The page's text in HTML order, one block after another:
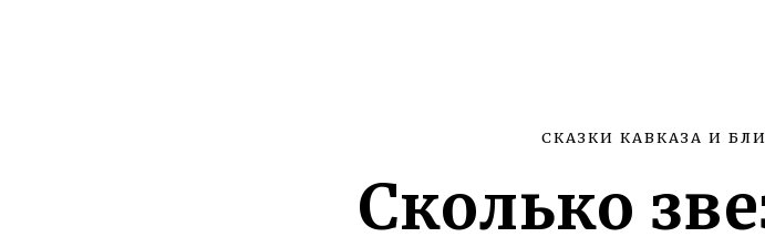
СКАЗКИ КАВКАЗА И
Сколько